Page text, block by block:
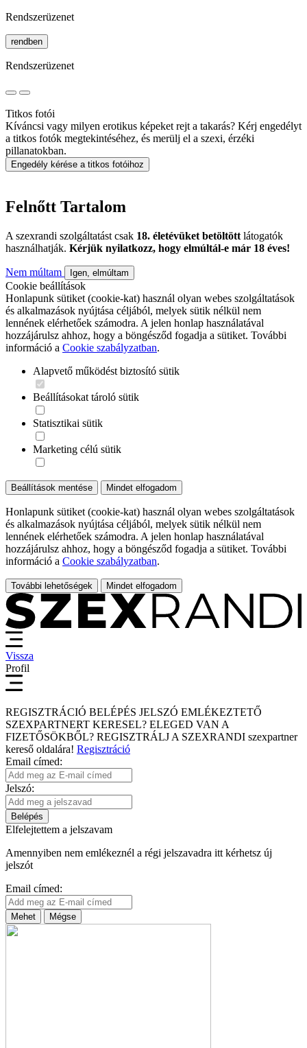
Rendszerüzenet
rendben
Rendszerüzenet
Titkos fotói
Kíváncsi vagy milyen erotikus képeket rejt a takarás? Kérj engedélyt
a titkos fotók megtekintéséhez, és merülj el a szexi, érzéki
pillanatokban.
Engedély kérése a titkos fotóihoz
Felnőtt Tartalom
A szexrandi szolgáltatást csak 18. életévüket betöltött látogatók
használhatják. Kérjük nyilatkozz, hogy elmúltál-e már 18 éves!
Nem múltam Igen, elmúltam
Cookie beállítások
Honlapunk sütiket (cookie-kat) használ olyan webes szolgáltatások
és alkalmazások nyújtása céljából, melyek sütik nélkül nem
lennének elérhetőek számodra. A jelen honlap használatával
hozzájárulsz ahhoz, hogy a böngésződ fogadja a sütiket. További
információ a Cookie szabályzatban.
Alapvető működést biztosító sütik
Beállításokat tároló sütik
Statisztikai sütik
Marketing célú sütik
Beállítások mentése Mindet elfogadom
Honlapunk sütiket (cookie-kat) használ olyan webes szolgáltatások
és alkalmazások nyújtása céljából, melyek sütik nélkül nem
lennének elérhetőek számodra. A jelen honlap használatával
hozzájárulsz ahhoz, hogy a böngésződ fogadja a sütiket. További
információ a Cookie szabályzatban.
További lehetőségek Mindet elfogadom
Vissza
Profil
REGISZTRÁCIÓ BELÉPÉS JELSZÓ EMLÉKEZTETŐ
SZEXPARTNERT KERESEL? ELEGED VAN A
FIZETŐSÖKBŐL? REGISZTRÁLJ A SZEXRANDI szexpartner
kereső oldalára! Regisztráció
Email címed:
Jelszó:
Belépés
Elfelejtettem a jelszavam
Amennyiben nem emlékeznél a régi jelszavadra itt kérhetsz új
jelszót
Email címed:
Mehet Mégse